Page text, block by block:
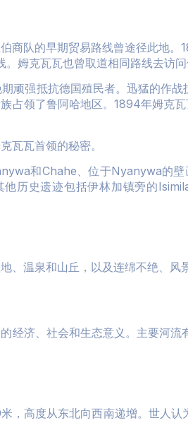
商队的早期贸易路线曾途径此地
姆克瓦瓦也曾取道相同路线去访
顽强抵抗德国殖民者。迅猛的作
占领了鲁阿哈地区。1894年姆克
瓦瓦首领的秘密。
和Chahe、位于Nyanywa的
历史遗迹包括伊林加镇旁的
温泉和山丘，以及连绵不绝、风
经济、社会和生态意义。主要河
，高度从东北向西南递增。世人